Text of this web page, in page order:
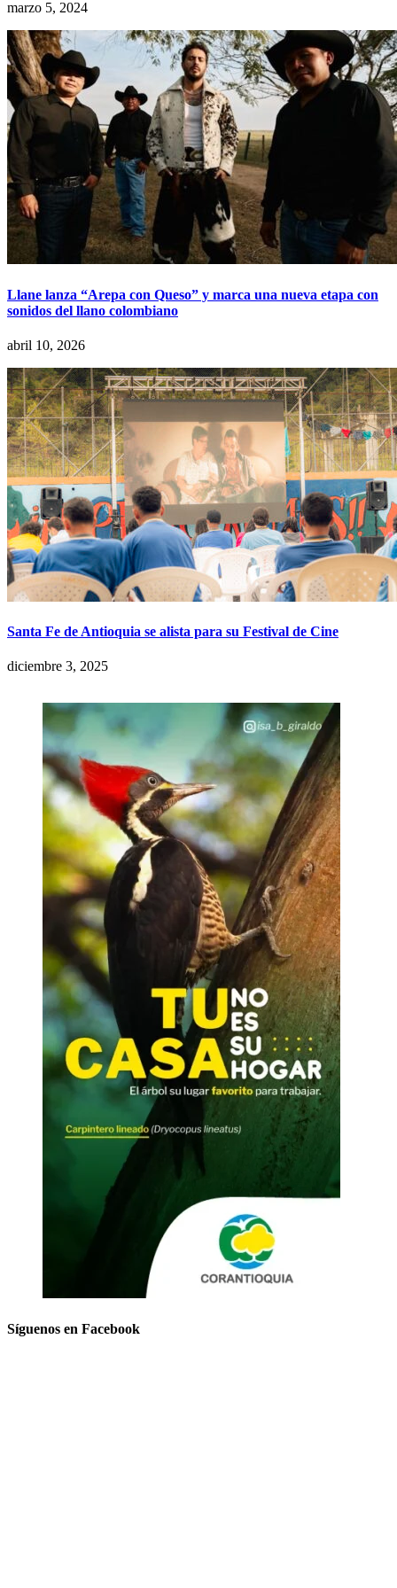
marzo 5, 2024
Llane lanza “Arepa con Queso” y marca una nueva etapa con
sonidos del llano colombiano
abril 10, 2026
Santa Fe de Antioquia se alista para su Festival de Cine
diciembre 3, 2025
Síguenos en Facebook